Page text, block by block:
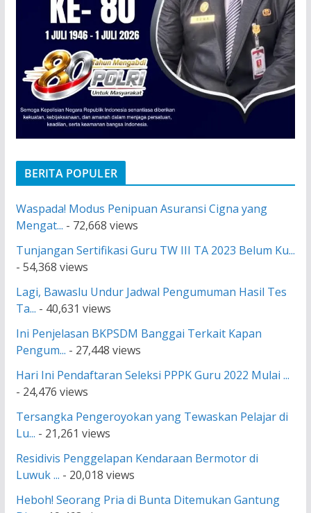
BERITA POPULER
Waspada! Modus Penipuan Asuransi Cigna yang
Mengat... - 72,668 views
Tunjangan Sertifikasi Guru TW III TA 2023 Belum Ku...
- 54,368 views
Lagi, Bawaslu Undur Jadwal Pengumuman Hasil Tes
Ta... - 40,631 views
Ini Penjelasan BKPSDM Banggai Terkait Kapan
Pengum... - 27,448 views
Hari Ini Pendaftaran Seleksi PPPK Guru 2022 Mulai ...
- 24,476 views
Tersangka Pengeroyokan yang Tewaskan Pelajar di
Lu... - 21,261 views
Residivis Penggelapan Kendaraan Bermotor di
Luwuk ... - 20,018 views
Heboh! Seorang Pria di Bunta Ditemukan Gantung